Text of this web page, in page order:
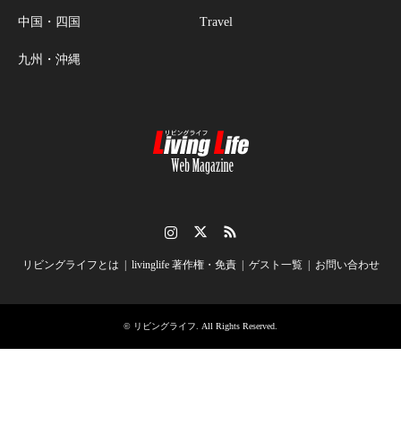
中国・四国
九州・沖縄
Travel
リビングライフとは livinglife 著作権・免責 ゲスト一覧 お問い合わせ
© リビングライフ . All Rights Reserved.